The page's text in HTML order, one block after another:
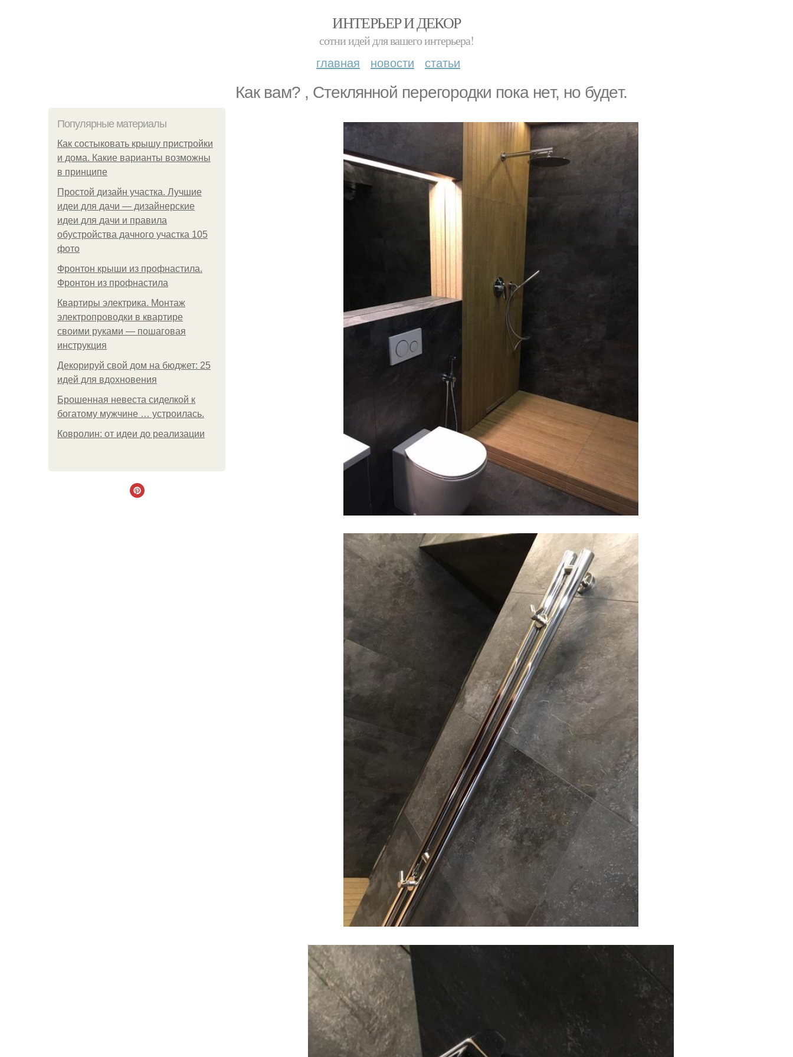
ИНТЕРЬЕР И ДЕКОР
сотни идей для вашего интерьера!
главная новости статьи
Кaк вaм? , Стeклянной пeрегородки пока нeт, но будeт.
Популярные материалы
Как состыковать крышу пристройки
и дома. Какие варианты возможны
в принципе
Простой дизайн участка. Лучшие
идеи для дачи — дизайнерские
идеи для дачи и правила
обустройства дачного участка 105
фото
Фронтон крыши из профнастила.
Фронтон из профнастила
Квартиры электрика. Монтаж
электропроводки в квартире
своими руками — пошаговая
инструкция
Декорируй свой дом на бюджет: 25
идей для вдохновения
Брошенная невеста сиделкой к
богатому мужчине … устроилась.
Ковролин: от идеи до реализации